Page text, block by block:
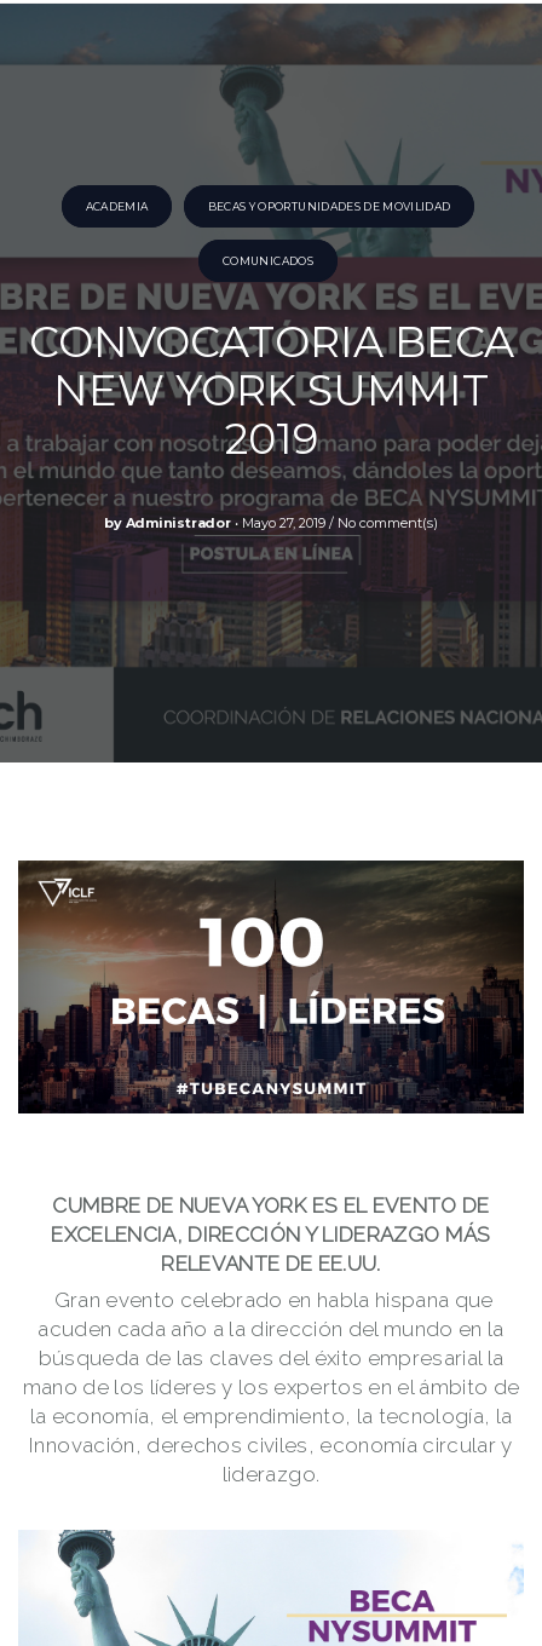
ACADEMIA BECAS Y OPORTUNIDADES DE MOVILIDAD
COMUNICADOS
CONVOCATORIA BECA
NEW YORK SUMMIT
2019
by Administrador Mayo 27, 2019 No comment(s)
CUMBRE DE NUEVA YORK ES EL EVENTO DE
EXCELENCIA, DIRECCIÓN Y LIDERAZGO MÁS
RELEVANTE DE EE.UU.
Gran evento celebrado en habla hispana que
acuden cada año a la dirección del mundo en la
búsqueda de las claves del éxito empresarial la
mano de los líderes y los expertos en el ámbito de
la economía, el emprendimiento, la tecnología, la
Innovación, derechos civiles, economía circular y
liderazgo.